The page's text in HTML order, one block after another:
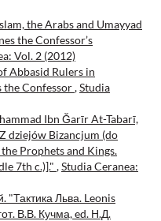
the Arabs and Umayyad
the Confessor’s
Vol. 2 (2012)
Abbasid Rulers in
the Confessor,Studia
Ibn Ğarīr At-Tabarī,
dziejów Bizancjum (do
Prophets and Kings.
7th c.)]." ,Studia Ceranea:
"Тактика Льва. Leonis
В.В. Кучма, ed. Н.Д.